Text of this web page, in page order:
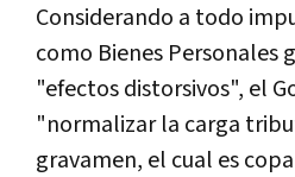
Considerando a todo
como Bienes Personales
"efectos distorsivos", el
"normalizar la carga
gravamen, el cual es